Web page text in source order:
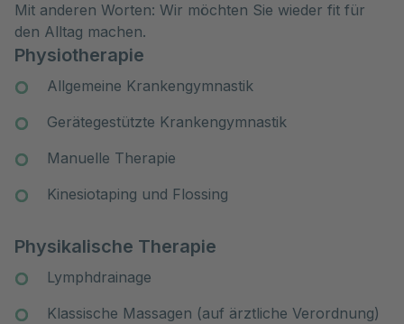
Mit anderen Worten: Wir möchten Sie wieder fit für
den Alltag machen.
Physiotherapie
Allgemeine Krankengymnastik
Gerätegestützte Krankengymnastik
Manuelle Therapie
Kinesiotaping und Flossing
Physikalische Therapie
Lymphdrainage
Klassische Massagen (auf ärztliche Verordnung)